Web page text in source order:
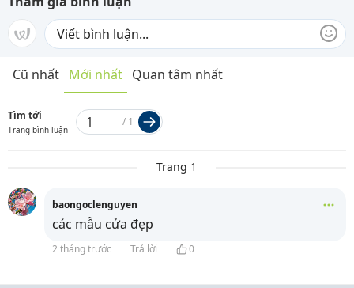
Cũ nhất Mới nhất Quan tâm nhất
Tìm tới
Trang bình luận
/ 1
Trang 1
baongoclenguyen
các mẫu cửa đẹp
2 tháng trước Trả lời 0